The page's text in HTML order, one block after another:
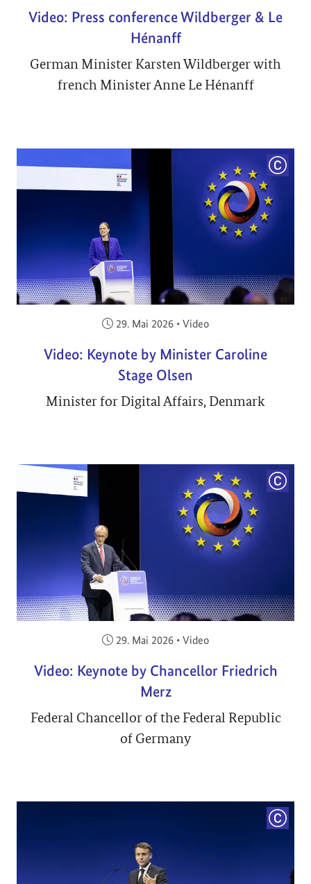
Video: Press conference Wildberger & Le
Hénanff
German Minister Karsten Wildberger with
french Minister Anne Le Hénanff
Veröffentlicht am:
29. Mai 2026 • Video
Video: Keynote by Minister Caroline
Stage Olsen
Minister for Digital Affairs, Denmark
Veröffentlicht am:
29. Mai 2026 • Video
Video: Keynote by Chancellor Friedrich
Merz
Federal Chancellor of the Federal Republic
of Germany